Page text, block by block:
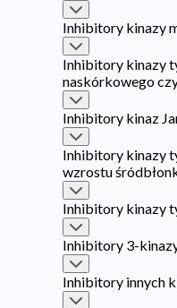
Inhibitory kinazy
Inhibitory kinazy
naskórkowego
Inhibitory kinaz
Inhibitory kinazy
wzrostu
Inhibitory kinazy
Inhibitory 3-
Inhibitory innych